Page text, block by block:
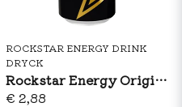
ROCKSTAR ENERGY DRINK
DRYCK
Rockstar Energy Original 500ml
€ 2,88